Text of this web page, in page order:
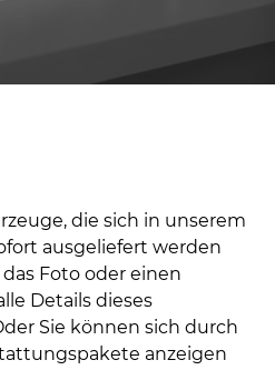
die sich in unserem
ausgeliefert werden
Foto oder einen
Details dieses
Sie können sich durch
anzeigen